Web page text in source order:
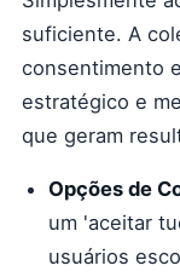
suficiente. A
consentimento
estratégico e
que geram
Opções de
um 'aceitar
usuários